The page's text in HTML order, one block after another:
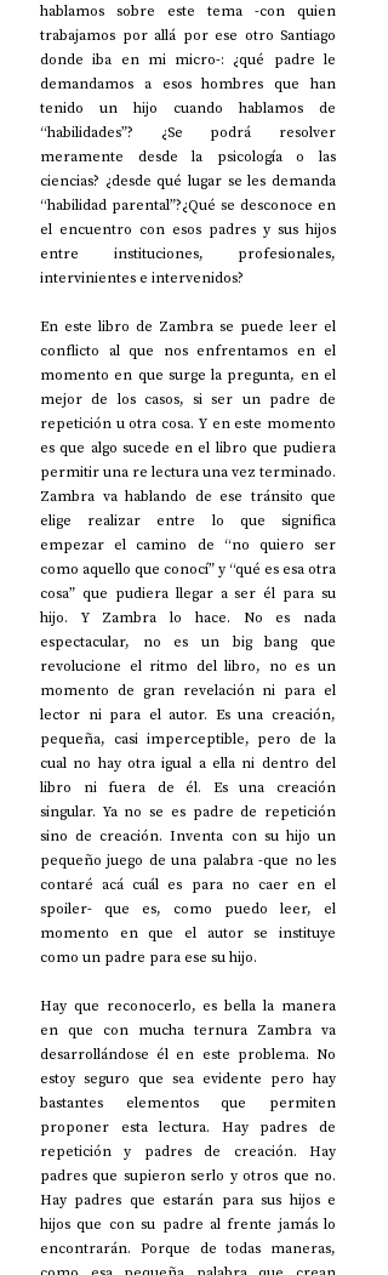
hablamos sobre este tema -con quien
trabajamos por allá por ese otro Santiago
donde iba en mi micro-: ¿qué padre le
demandamos a esos hombres que han
tenido un hijo cuando hablamos de
“habilidades”? ¿Se podrá resolver
meramente desde la psicología o las
ciencias? ¿desde qué lugar se les demanda
“habilidad parental”?¿Qué se desconoce en
el encuentro con esos padres y sus hijos
entre instituciones, profesionales,
intervinientes e intervenidos?
En este libro de Zambra se puede leer el
conflicto al que nos enfrentamos en el
momento en que surge la pregunta, en el
mejor de los casos, si ser un padre de
repetición u otra cosa. Y en este momento
es que algo sucede en el libro que pudiera
permitir una re lectura una vez terminado.
Zambra va hablando de ese tránsito que
elige realizar entre lo que significa
empezar el camino de “no quiero ser
como aquello que conocí” y “qué es esa otra
cosa” que pudiera llegar a ser él para su
hijo. Y Zambra lo hace. No es nada
espectacular, no es un big bang que
revolucione el ritmo del libro, no es un
momento de gran revelación ni para el
lector ni para el autor. Es una creación,
pequeña, casi imperceptible, pero de la
cual no hay otra igual a ella ni dentro del
libro ni fuera de él. Es una creación
singular. Ya no se es padre de repetición
sino de creación. Inventa con su hijo un
pequeño juego de una palabra -que no les
contaré acá cuál es para no caer en el
spoiler- que es, como puedo leer, el
momento en que el autor se instituye
como un padre para ese su hijo.
Hay que reconocerlo, es bella la manera
en que con mucha ternura Zambra va
desarrollándose él en este problema. No
estoy seguro que sea evidente pero hay
bastantes elementos que permiten
proponer esta lectura. Hay padres de
repetición y padres de creación. Hay
padres que supieron serlo y otros que no.
Hay padres que estarán para sus hijos e
hijos que con su padre al frente jamás lo
encontrarán. Porque de todas maneras,